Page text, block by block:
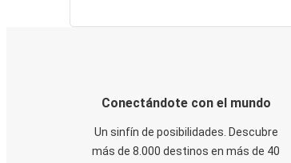
Conectándote con el mundo
Un sinfín de posibilidades. Descubre
más de 8.000 destinos en más de 40